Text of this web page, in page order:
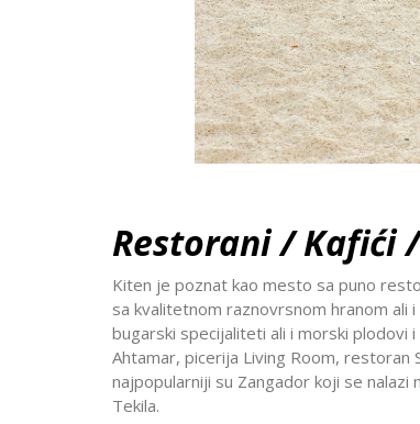
Restorani / Kafići
Kiten je poznat kao mesto sa puno
sa kvalitetnom raznovrsnom hranom ali
bugarski specijaliteti ali i morski plodovi
Ahtamar, picerija Living Room, restoran
najpopularniji su Zangador koji se nalazi
Tekila.